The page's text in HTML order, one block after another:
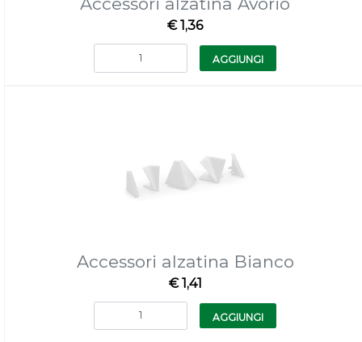
€ 1,36
Quantità
AGGIUNGI
Accessori alzatina Bianco
€ 1,41
Quantità
AGGIUNGI